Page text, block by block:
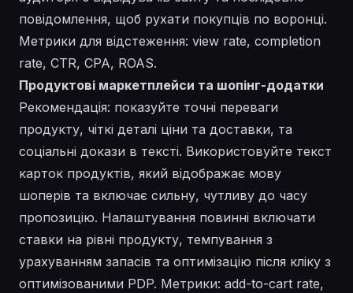
повідомлення, щоб рухати покупців по воронці.
Метрики для відстеження: view rate, completion
rate, CTR, CPA, ROAS.
Продуктові маркетплейси та шопінг-додатки
Рекомендація: показуйте точні переваги
продукту, чіткі деталі ціни та доставки, та
соціальні докази в тексті. Використовуйте текст
карток продуктів, який відображає мову
шоперів та включає сильну, чутливу до часу
пропозицію. Налаштування повинні включати
ставки на рівні продукту, темпування з
урахуванням запасів та оптимізацію після кліку з
оптимізованими PDP. Метрики: add-to-cart rate,